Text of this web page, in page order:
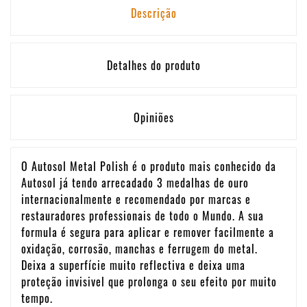
Descrição
Detalhes do produto
Opiniões
O Autosol Metal Polish é o produto mais conhecido da
Autosol já tendo arrecadado 3 medalhas de ouro
internacionalmente e recomendado por marcas e
restauradores professionais de todo o Mundo. A sua
formula é segura para aplicar e remover facilmente a
oxidação, corrosão, manchas e ferrugem do metal.
Deixa a superfície muito reflectiva e deixa uma
proteção invisivel que prolonga o seu efeito por muito
tempo.